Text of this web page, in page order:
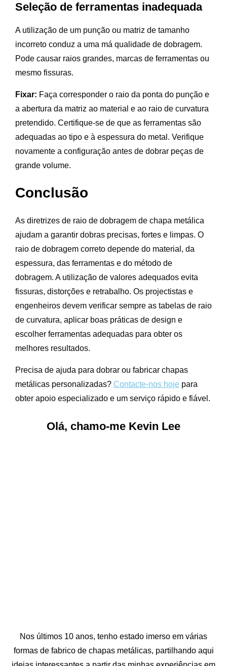
Seleção de ferramentas inadequada
A utilização de um punção ou matriz de tamanho
incorreto conduz a uma má qualidade de dobragem.
Pode causar raios grandes, marcas de ferramentas ou
mesmo fissuras.
Fixar: Faça corresponder o raio da ponta do punção e
a abertura da matriz ao material e ao raio de curvatura
pretendido. Certifique-se de que as ferramentas são
adequadas ao tipo e à espessura do metal. Verifique
novamente a configuração antes de dobrar peças de
grande volume.
Conclusão
As diretrizes de raio de dobragem de chapa metálica
ajudam a garantir dobras precisas, fortes e limpas. O
raio de dobragem correto depende do material, da
espessura, das ferramentas e do método de
dobragem. A utilização de valores adequados evita
fissuras, distorções e retrabalho. Os projectistas e
engenheiros devem verificar sempre as tabelas de raio
de curvatura, aplicar boas práticas de design e
escolher ferramentas adequadas para obter os
melhores resultados.
Precisa de ajuda para dobrar ou fabricar chapas
metálicas personalizadas? Contacte-nos hoje para
obter apoio especializado e um serviço rápido e fiável.
Olá, chamo-me Kevin Lee
Nos últimos 10 anos, tenho estado imerso em várias
formas de fabrico de chapas metálicas, partilhando aqui